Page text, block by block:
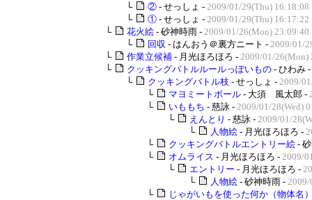
└
② - せっしょ - 2009/01/29(Thu) 16:18:08
└
① - せっしょ - 2009/01/29(Thu) 16:17:22
└
花火絵 - 砂神時雨 - 2009/01/26(Mon) 23:09:40
└
回収 - はんおう＠裏方ニート - 2009/01/
└
作業立候補 - 月光ほろほろ - 2009/01/26(Mon)
└
クッキングバトルルールっぽいもの - ひわみ -
└
クッキングバトル枝 - せっしょ - 2009/
└
マヨミートボール - 大須 風太郎 -
└
いももち - 慈詠 - 2009/01/28(Wed)
└
えんとり - 慈詠 - 2009/01/
└
人物絵 - 月光ほろほろ -
└
クッキングバトルエントリー絵 -
└
オムライス - 月光ほろほろ - 2009/
└
エントリー - 月光ほろほろ -
└
人物絵 - 砂神時雨 -
└
じゃがいもを使った何か（物体